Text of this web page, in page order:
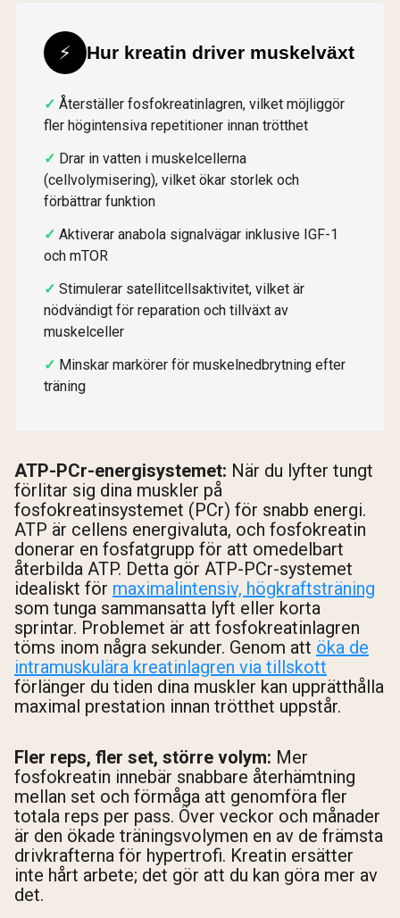
⚡ Hur kreatin driver muskelväxt
Återställer fosfokreatinlagren, vilket möjliggör
fler högintensiva repetitioner innan trötthet
Drar in vatten i muskelcellerna
(cellvolymisering), vilket ökar storlek och
förbättrar funktion
Aktiverar anabola signalvägar inklusive IGF-1
och mTOR
Stimulerar satellitcellsaktivitet, vilket är
nödvändigt för reparation och tillväxt av
muskelceller
Minskar markörer för muskelnedbrytning efter
träning
ATP-PCr-energisystemet: När du lyfter tungt
förlitar sig dina muskler på
fosfokreatinsystemet (PCr) för snabb energi.
ATP är cellens energivaluta, och fosfokreatin
donerar en fosfatgrupp för att omedelbart
återbilda ATP. Detta gör ATP-PCr-systemet
idealiskt för maximalintensiv, högkraftsträning
som tunga sammansatta lyft eller korta
sprintar. Problemet är att fosfokreatinlagren
töms inom några sekunder. Genom att öka de
intramuskulära kreatinlagren via tillskott
förlänger du tiden dina muskler kan upprätthålla
maximal prestation innan trötthet uppstår.
Fler reps, fler set, större volym: Mer
fosfokreatin innebär snabbare återhämtning
mellan set och förmåga att genomföra fler
totala reps per pass. Över veckor och månader
är den ökade träningsvolymen en av de främsta
drivkrafterna för hypertrofi. Kreatin ersätter
inte hårt arbete; det gör att du kan göra mer av
det.